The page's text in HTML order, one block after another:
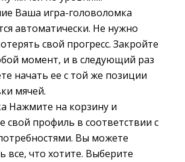
Ваша игра-головоломка
автоматически. Не нужно
свой прогресс. Закройте
момент, и в следующий раз
начать ее с той же позиции
мячей.
Нажмите на корзину и
свой профиль в соответствии с
Вы можете
все, что хотите. Выберите